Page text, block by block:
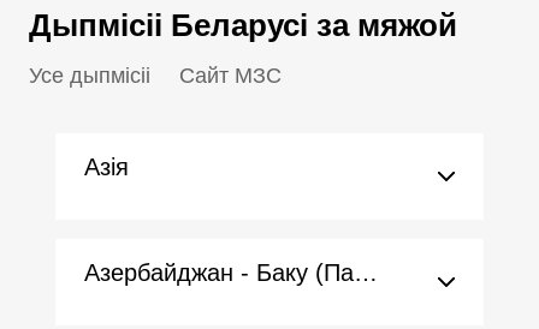
Дыпмісіі Беларусі за мяжой
Усе дыпмісіі Сайт МЗС
Азія
Азербайджан - Баку (Пасольства)